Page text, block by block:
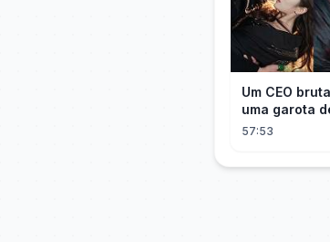
Um CEO
uma garota
sua
57:53